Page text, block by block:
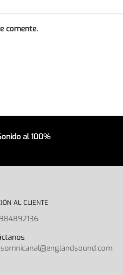
comente.
al 100%
AL CLIENTE